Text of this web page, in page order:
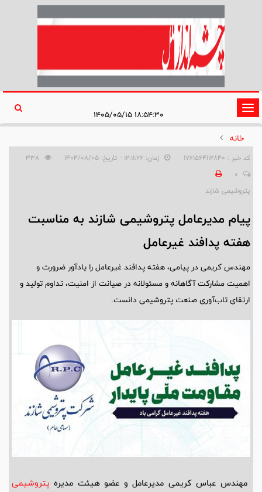
تغییر
وضعیت
ناوبری
خانه
کد خبر : 1761564112840 زمان: ۱۲:۱۱:۲۶ - تاریخ: ۱۴۰۴/۰۸/۰۵
0
پتروشیمی شازند
پیام مدیرعامل پتروشیمی شازند به مناسبت
هفته پدافند غیرعامل
مهندس کریمی در پیامی، هفته پدافند غیرعامل را یادآور ضرورت و
اهمیت مشارکت آگاهانه و مسئولانه در صیانت از امنیت، تداوم تولید و
ارتقای تاب‌آوری صنعت پتروشیمی دانست.
مهندس عباس کریمی مدیرعامل و عضو هیئت مدیره پتروشیمی